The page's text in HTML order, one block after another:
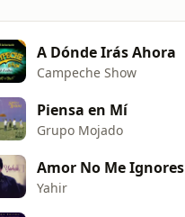
A Dónde Irás Ahora
Campeche Show
Piensa en Mí
Grupo Mojado
Amor No Me Ignores
Yahir